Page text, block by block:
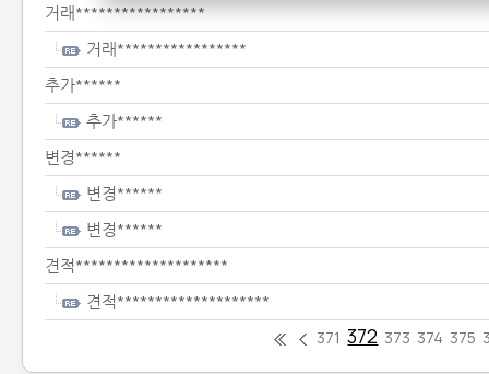
거래*****************
거래*****************
추가******
추가******
변경******
변경******
변경******
견적********************
견적********************
371 372 373 374 375